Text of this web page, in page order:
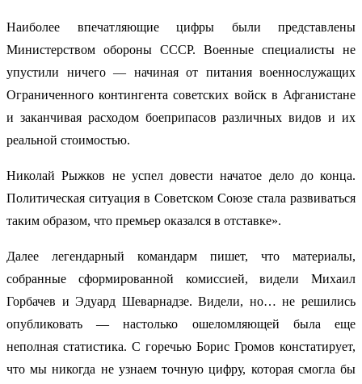
Наиболее впечатляющие цифры были представлены
Министерством обороны СССР. Военные специалисты не
упустили ничего — начиная от питания военнослужащих
Ограниченного контингента советских войск в Афганистане
и заканчивая расходом боеприпасов различных видов и их
реальной стоимостью.
Николай Рыжков не успел довести начатое дело до конца.
Политическая ситуация в Советском Союзе стала развиваться
таким образом, что премьер оказался в отставке».
Далее легендарный командарм пишет, что материалы,
собранные сформированной комиссией, видели Михаил
Горбачев и Эдуард Шеварнадзе. Видели, но… не решились
опубликовать — настолько ошеломляющей была еще
неполная статистика. С горечью Борис Громов констатирует,
что мы никогда не узнаем точную цифру, которая смогла бы